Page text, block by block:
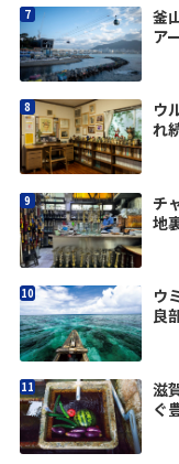
釜
ア
ウ
れ
チ
地
ウ
良
滋
ぐ